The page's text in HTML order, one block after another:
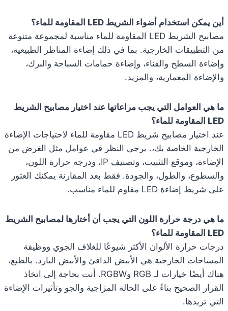
أين يمكن استخدام أضواء الشريط LED المقاومة للماء؟
مصابيح الشريط LED المقاومة للماء مناسبة لمجموعة متنوعة
من التطبيقات الخارجية. بما في ذلك إضاءة المناظر الطبيعية،
وإضاءة السطح والفناء، وإضاءة حمامات السباحة والبرك،
والإضاءة المعمارية، والمزيد.
ما هي العوامل التي يجب مراعاتها عند اختيار مصابيح الشريط
LED المقاومة للماء؟
عند اختيار مصابيح شريط LED مقاومة للماء لاحتياجات الإضاءة
الخارجية الخاصة بك،. يرجى النظر في عوامل مثل الغرض من
الإضاءة، وموقع التثبيت، وتصنيف IP، ودرجة حرارة اللون،
والسطوع، والطول، والجودة. فقط بعد المقارنة يمكنك العثور
على شريط إضاءة LED مقاوم للماء مناسب.
ما هي درجة حرارة اللون التي يجب أن أختارها لمصابيح الشريط
LED المقاومة للماء؟
درجات حرارة الألوان الأكثر شيوعًا للغلاف الجوي ووظيفة
المساحات الخارجية هي الأبيض الدافئ والأبيض البارد. بالطبع،
هناك أيضًا خيارات لـ RGB وRGBW. أنت بحاجة إلى اتخاذ
القرار الصحيح بناءً على الحالة المزاجية والجو وتأثيرات الإضاءة
التي تريدها.